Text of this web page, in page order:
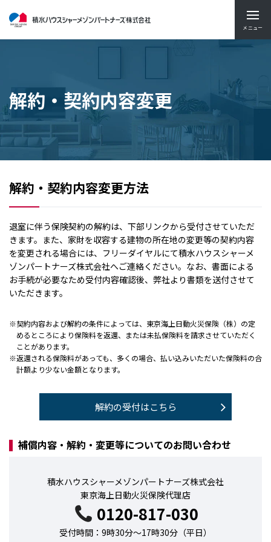
メニュー
解約・契約内容変更
解約・契約内容変更方法
退室に伴う保険契約の解約は、下部リンクから受付させていただ
きます。また、家財を収容する建物の所在地の変更等の契約内容
を変更される場合には、フリーダイヤルにて積水ハウスシャーメ
ゾンパートナーズ株式会社へご連絡ください。なお、書面による
お手続が必要なため受付内容確認後、弊社より書類を送付させて
いただきます。
※契約内容および解約の条件によっては、東京海上日動火災保険（株）の定
めるところにより保険料を返還、または未払保険料を請求させていただく
ことがあります。
※返還される保険料があっても、多くの場合、払い込みいただいた保険料の合
計額より少ない金額となります。
解約の受付はこちら
補償内容・解約・変更等についてのお問い合わせ
積水ハウスシャーメゾンパートナーズ株式会社
東京海上日動火災保険代理店
0120-817-030
受付時間：9時30分～17時30分（平日）